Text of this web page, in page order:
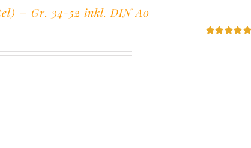
– Gr. 34-52 inkl. DIN A0